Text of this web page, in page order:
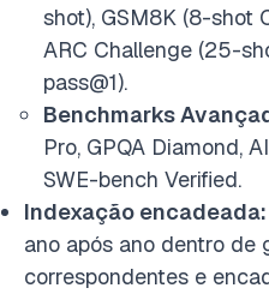
shot), GSM8K (8-shot
ARC Challenge (25-
pass@1).
Benchmarks
Pro, GPQA Diamond,
SWE-bench Verified.
Indexação encadeada:
ano após ano dentro de
correspondentes e